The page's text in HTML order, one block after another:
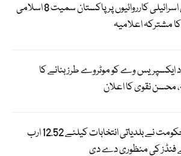
غزہ میں اسرائیلی کارروائیوں پر پاکستان سمیت 8 اسلامی
مشترکہ اعلامیہ
ایکسپریس وے کو موٹروے طرز بنانے کا
محسن نقوی کا اعلان
پنجاب حکومت نے بلدیاتی انتخابات کیلئے 12.52 ارب
فنڈز کی منظوری دے دی